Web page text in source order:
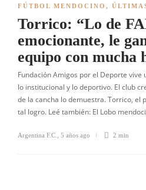
FÚTBOL MENDOCINO ,
Torrico: “Lo de
emocionante, le
equipo con mucha
Fundación Amigos por el Deporte
lo institucional y lo deportivo. El club
de la cancha lo demuestra. Torrico, el
tal logro. Leé también: El Lobo
Argentina F.C. 5 años ago 2 min